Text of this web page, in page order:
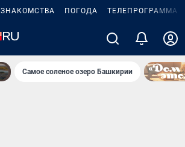
ЗНАКОМСТВА ПОГОДА ТЕЛЕПРОГРАММА
Самое соленое озеро Башкирии